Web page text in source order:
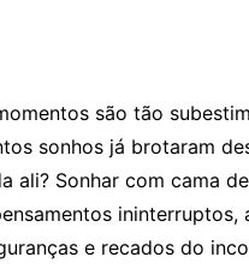
são tão
sonhos já brotaram
ali? Sonhar com cama
e recados do